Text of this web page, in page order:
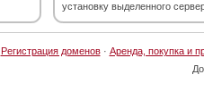
установку выделенного
Регистрация доменов· Аренда, покупка и